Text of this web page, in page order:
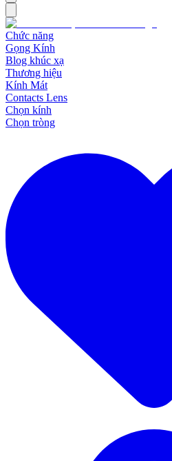
Chức năng
Gọng Kính
Blog khúc xạ
Thương hiệu
Kính Mát
Contacts Lens
Chọn kính
Chọn tròng